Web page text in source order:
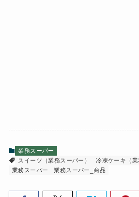
業務スーパー
スイーツ（業務スーパー）
冷凍ケーキ（業
業務スーパー
業務スーパー_商品